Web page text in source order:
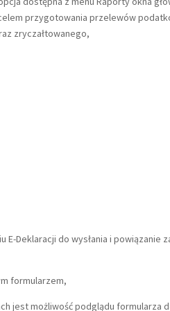
przygotowania przelewów
zryczałtowanego,
Deklaracji do wysłania i
formularzem,
jest możliwość podglądu formularza